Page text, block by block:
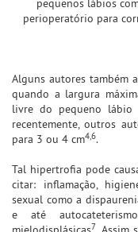
pequenos lábios
perioperatório para
Alguns autores também
quando a largura
livre do pequeno
recentemente, outros
para 3 ou 4 cm4,6.
Tal hipertrofia pode
citar: inflamação,
sexual como a
e até
7